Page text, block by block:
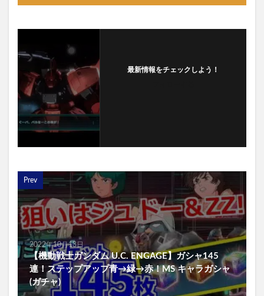
最新情報をチェックしよう！
Prev
2022年10月13日
【機動戦士ガンダム U.C. ENGAGE】ガシャ145
連！ステップアップ青→緑→赤！MS キャラガシャ
(ガチャ)